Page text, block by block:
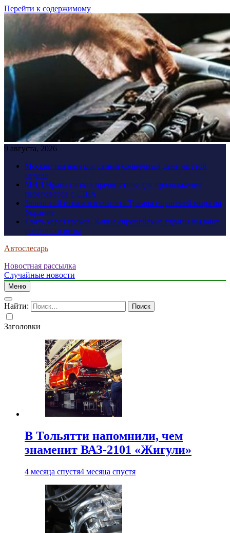
Перейти к содержимому
9 августа, 2026
Москвичам назвали самый солнечный день на этой
неделе
МИД Ирана назвал препятствие для продолжения
переговоров с США
Зеленский отказался считать Трампа гарантией мира на
Украине
Ехать через греков: Какие европейские страны выдают
россиянам визы
Автослесарь
Новостная рассылка
Случайные новости
Меню
Найти:
Заголовки
В Тольятти напомнили, чем
знаменит ВАЗ-2101 «Жигули»
4 месяца спустя4 месяца спустя